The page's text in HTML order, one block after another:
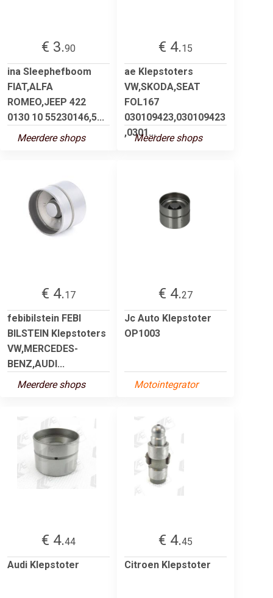
€ 3.90
ina Sleephefboom
FIAT,ALFA
ROMEO,JEEP 422
0130 10 55230146,5...
Meerdere shops
€ 4.15
ae Klepstoters
VW,SKODA,SEAT
FOL167
030109423,030109423
,0301...
Meerdere shops
€ 4.17
febibilstein FEBI
BILSTEIN Klepstoters
VW,MERCEDES-
BENZ,AUDI...
Meerdere shops
€ 4.27
Jc Auto Klepstoter
OP1003
Motointegrator
€ 4.44
Audi Klepstoter
€ 4.45
Citroen Klepstoter